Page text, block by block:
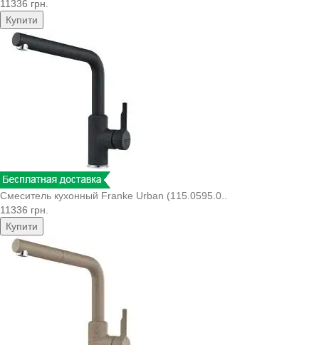
11336 грн.
Купити
Смеситель кухонный Franke Urban (115.0595.0..
11336 грн.
Купити